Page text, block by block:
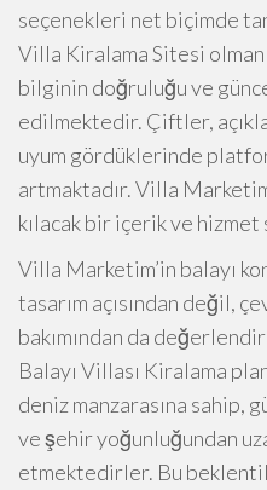
seçenekleri net biçimde
Villa Kiralama Sitesi
bilginin doğruluğu ve
edilmektedir. Çiftler,
uyum gördüklerinde
artmaktadır. Villa
kılacak bir içerik ve
Villa Marketim’in balayı
tasarım açısından değil,
bakımından da
Balayı Villası Kiralama
deniz manzarasına sahip,
ve şehir yoğunluğundan
etmektedirler. Bu